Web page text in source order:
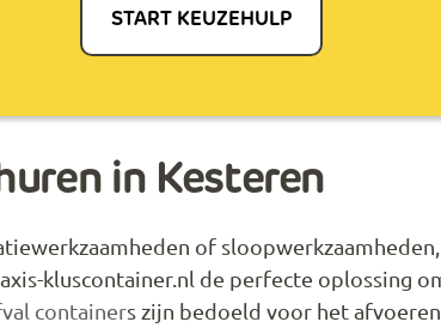
START KEUZEHULP
in Kesteren
of
kluscontainer.nl de perfecte oplossing
containers zijn bedoeld voor het